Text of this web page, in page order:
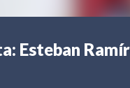
Esteban